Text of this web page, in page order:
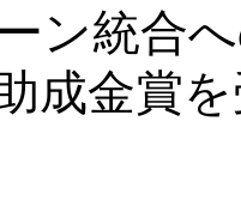
ュース クロスチェー
ン統合
成金賞